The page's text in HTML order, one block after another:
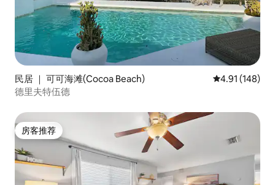
民居 ｜ 可可海滩(Cocoa Beach) 平均评分 4.91
4.91 (148)
德里夫特伍德
房客推荐
房客推荐